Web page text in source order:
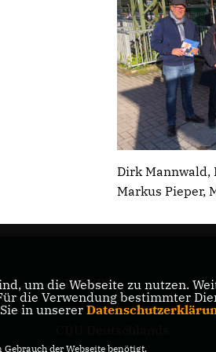
Dirk Mannwald,
Markus Pieper,
CDU NRW
um die Webseite zu nutzen.
die Verwendung bestimmter
in unserer
der Webseite benötigt.